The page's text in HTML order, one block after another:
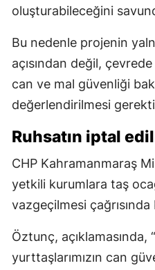
oluşturabileceğini
Bu nedenle projenin
açısından değil,
can ve mal güvenliği
değerlendirilmesi
Ruhsatın iptal
CHP Kahramanmaraş
yetkili kurumlara taş
vazgeçilmesi
Öztunç, açıklamasında,
yurttaşlarımızın can